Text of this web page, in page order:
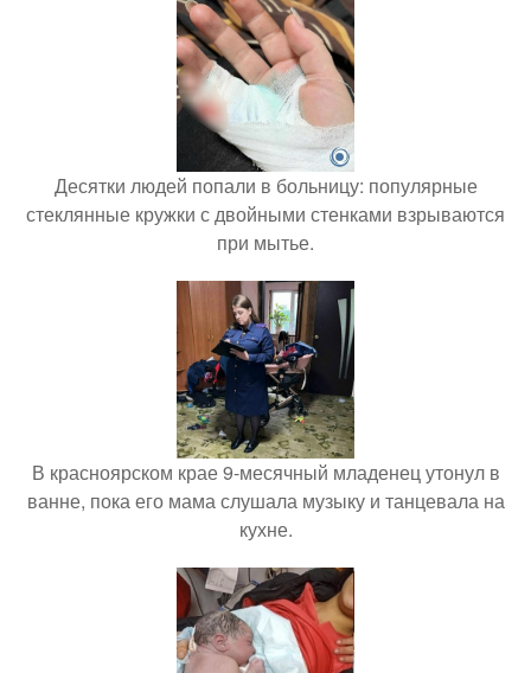
Десятки людей попали в больницу: популярные
стеклянные кружки с двойными стенками взрываются
при мытье.
В красноярском крае 9-месячный младенец утонул в
ванне, пока его мама слушала музыку и танцевала на
кухне.